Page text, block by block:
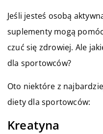
Jeśli jesteś osobą
suplementy mogą
czuć się zdrowiej. Ale
dla sportowców?
Oto niektóre z
diety dla sportowców:
Kreatyna